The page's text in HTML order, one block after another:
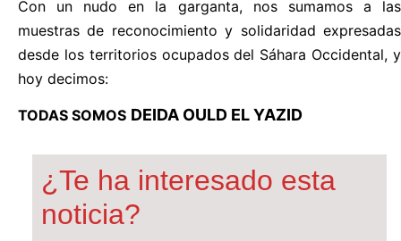
Con un nudo en la garganta, nos sumamos a las
muestras de reconocimiento y solidaridad expresadas
desde los territorios ocupados del Sáhara Occidental, y
hoy decimos:
TODAS SOMOS DEIDA OULD EL YAZID
¿Te ha interesado esta
noticia?